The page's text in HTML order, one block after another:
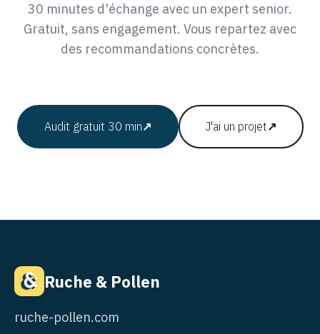
30 minutes d'échange avec un expert senior.
Gratuit, sans engagement. Vous repartez avec
des recommandations concrètes.
Audit gratuit 30 min↗ J'ai un projet↗
Ruche & Pollen
ruche-pollen.com